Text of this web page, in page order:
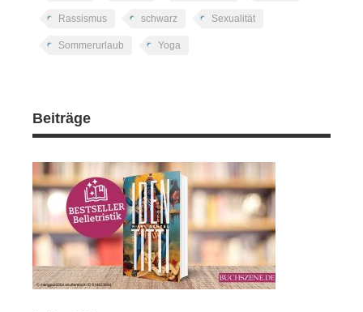
Rassismus schwarz Sexualität
Sommerurlaub Yoga
Beiträge